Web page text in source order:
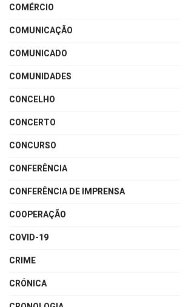
COMÉRCIO
COMUNICAÇÃO
COMUNICADO
COMUNIDADES
CONCELHO
CONCERTO
CONCURSO
CONFERÊNCIA
CONFERÊNCIA DE IMPRENSA
COOPERAÇÃO
COVID-19
CRIME
CRÓNICA